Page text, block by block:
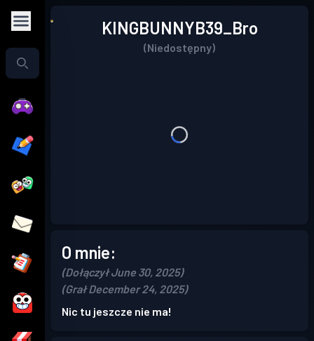
KINGBUNNYB39_Bro
(Niedostępny)
O mnie:
(Dołączył June 30, 2025)
(Grał December 24, 2025)
Nic tu jeszcze nie ma!